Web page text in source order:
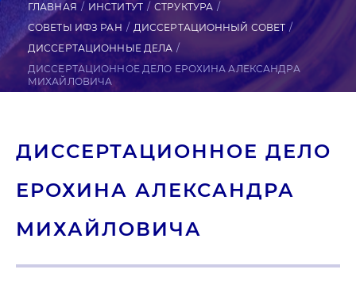
ГЛАВНАЯ ИНСТИТУТ
СТРУКТУРА
СОВЕТЫ ИФЗ РАН
ДИССЕРТАЦИОННЫЙ СОВЕТ
ДИССЕРТАЦИОННЫЕ ДЕЛА
ДИССЕРТАЦИОННОЕ ДЕЛО ЕРОХИНА АЛЕКСАНДРА
МИХАЙЛОВИЧА
ДИС­СЕРТА­ЦИ­ОН­НОЕ ДЕЛО
ЕРОХИНА АЛЕК­САН­ДРА
МИ­ХАЙ­ЛО­ВИЧА